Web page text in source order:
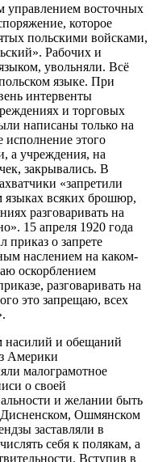
управлением восточных
которое
польскими войсками,
Рабочих и
увольняли. Всё
языке. При
интервенты
и торговых
написаны только на
исполнение этого
а учреждения, на
закрывались. В
«запретили
языках всяких брошюр,
разговаривать на
15 апреля 1920 года
приказ о запрете
наслением на каком-
оскорблением
разговаривать на
это запрещаю, всех
насилий и обещаний
Америки
малограмотное
о своей
и желании быть
Ошмянском
заставляли в
себя к полякам, а
Вступив в